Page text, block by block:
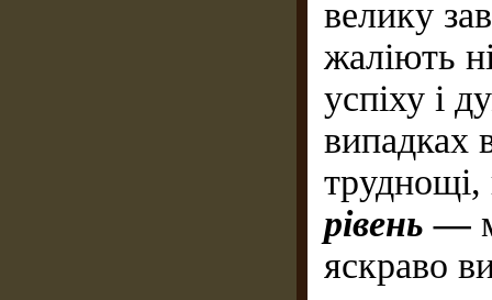
велику
жаліють
успіху і
випадках
рівень —
яскраво